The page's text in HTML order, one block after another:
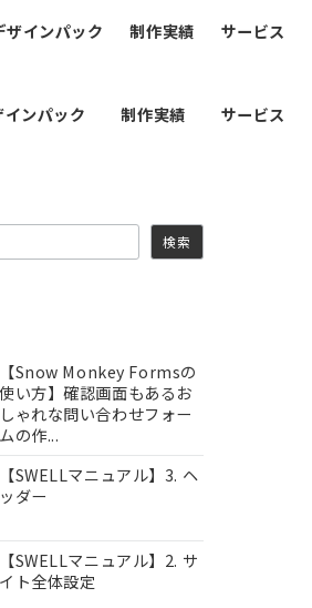
ンパック 制作実績 サービス
ザインパック 制作実績 サービス
検索
【Snow Monkey Formsの
使い方】確認画面もあるお
しゃれな問い合わせフォー
ムの作...
【SWELLマニュアル】3. ヘ
ッダー
【SWELLマニュアル】2. サ
イト全体設定